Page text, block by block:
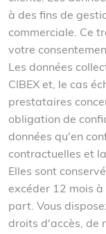
à des fins de
commerciale. Ce
votre
Les données
CIBEX et, le cas
prestataires
obligation de
données qu'en
contractuelles et
Elles sont
excéder 12 mois
part. Vous
droits d'accès, de